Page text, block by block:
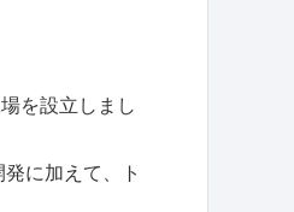
を設立しまし
に加えて、ト